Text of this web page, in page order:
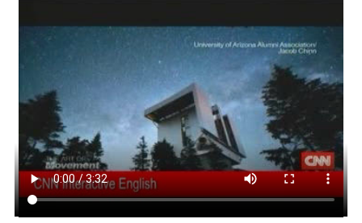
英文會話
商用英文
英文檢定
TOEIC 多益課程
能力養成
自然發音
全國分校
英文部落格
多益秒學堂
影音學英文
師資團隊
學習分享
學員故事
校園贊助